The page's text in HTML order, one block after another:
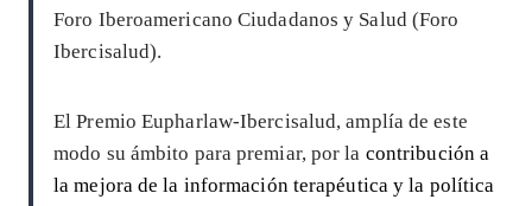
Foro Iberoamericano Ciudadanos y Salud (Foro
Ibercisalud).
El Premio Eupharlaw-Ibercisalud, amplía de este
modo su ámbito para premiar, por la contribución a
la mejora de la información terapéutica y la política